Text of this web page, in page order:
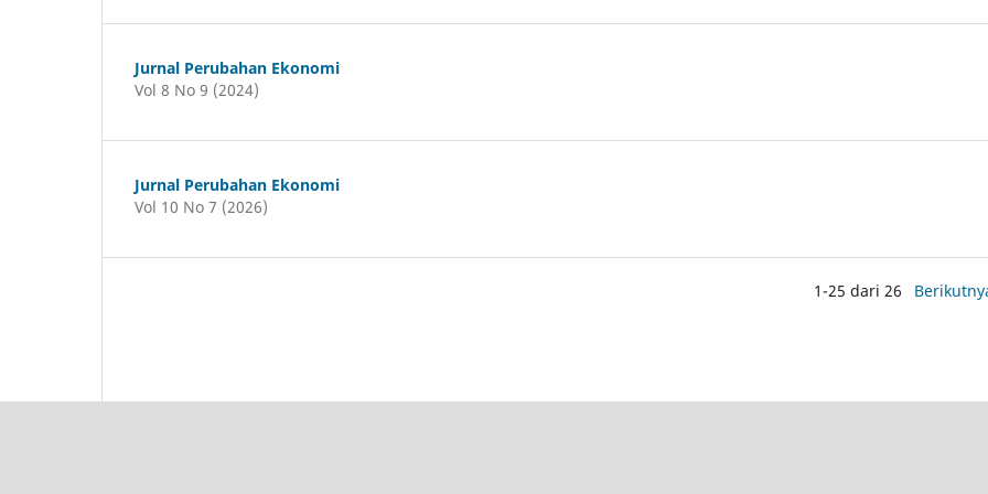
Jurnal Perubahan Ekonomi
Vol 8 No 9 (2024)
Jurnal Perubahan Ekonomi
Vol 10 No 7 (2026)
1-25 dari 26